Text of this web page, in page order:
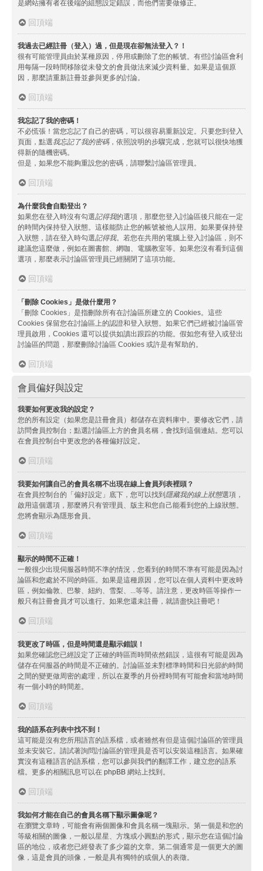
是網站擁有者在後端的組態設定錯誤，而他們需要做修正。
回頂端
我過去已經註冊（登入）過，但是現在卻無法登入？！
很有可能管理員由於某種原因，停用或刪除了您的帳號。有些討論區會利
用每隔一段時間移除從未發文的會員做法來減少資料量。如果是這個原
因，那麼請重新註冊並參與更多的討論。
回頂端
我忘記了我的密碼！
不必慌張！當您忘記了自己的密碼，可以很容易重新設定。只要您到登入
頁面，點選我忘記了我的密碼，依照說明的步驟完成，您就可以很快地獲
得新的隨機密碼。
但是，如果您不能夠重設您的密碼，請聯繫討論區管理員。
回頂端
為什麼我會自動登出？
如果您在登入時沒有勾選記得我的選項，那麼您登入討論區後只能在一定
的時間內保持登入狀態。這樣能防止您的帳號被他人誤用。如果要保持登
入狀態，請在登入時勾選記得我。若您在共用的電腦上登入討論區，則不
建議您這麼做，例如在圖書館、網咖、電腦教室等。如果您沒有看到這個
選項，那麼表示討論區管理員已經關閉了這項功能。
回頂端
「刪除 Cookies」是做什麼用？
「刪除 Cookies」是指刪除所有在討論區所建立的 Cookies。這些
Cookies 保留您在討論區上的認證和登入狀態。如果它們已經被討論區管
理員啟用，Cookies 還可以提供如讀出跟踪的功能。假如您有登入或登出
討論區的問題，那麼刪除討論區 Cookies 或許是有幫助的。
回頂端
會員偏好與設定
我要如何更改我的設定？
您的所有設定（如果您是註冊會員）都儲存在資料庫中。要修改它們，請
訪問會員控制台；點選討論區上方的會員名稱，會找到這個連結。您可以
在會員控制台中更改您的各種偏好設定。
回頂端
我要如何讓自己的會員名稱不出現在線上會員列表裡頭？
在會員控制台的「偏好設定」底下，您可以找到隱藏我的線上狀態選項，
啟用這個選項，那麼將只有管理員、版主和您自己能看到您的上線狀態。
您將會顯示為隱形會員。
回頂端
顯示的時間不正確！
一般很少出現伺服器時間不準的情況，您看到的時間不準有可能是因為討
論區和您處於不同的時區。如果是這種原因，您可以在個人資料中更改時
區，例如倫敦、巴黎、紐約、雪梨、...等等。請注意，更改時區等操作一
般只有註冊會員才可以進行。如果您還未註冊，就請盡快註冊吧！
回頂端
我更改了時區，但是時間還是顯示錯誤！
如果您確認您已經設定了正確的時區而時間依然錯誤，這很有可能是因為
儲存在伺服器的時間是不正確的。討論區並未對標準時間和日光節約時間
之間的變更做周密的處理，所以在夏季的月份裡時間有可能會和當地時間
有一個小時的時間差。
回頂端
我的語系在列表中找不到！
這可能是沒有您所用語言的語系檔，或者雖然有但是這個討論區的管理員
並未安裝它。請試著詢問討論區的管理員是否可以安裝這種語言。如果確
實沒有這種語言的語系檔，您可以參與我們的翻譯工作，建立您的語系
檔。更多的相關訊息可以在 phpBB 網站上找到。
回頂端
我如何才能在自己的會員名稱下顯示圖像呢？
在瀏覽文章時，可能會有兩個圖像和會員名稱一塊顯示。第一個是和您的
等級相關的圖像，一般以星星、方塊或小圓點的形式，顯示您在這個討論
區的地位，或者您已經發表了多少篇的文章。第二個通常是一個更大的圖
像，這是會員的頭像，一般是具有獨特的或個人的表徵。